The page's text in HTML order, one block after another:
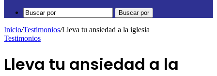
Buscar por
Inicio/Testimonios/Lleva tu ansiedad a la iglesia
Testimonios
Lleva tu ansiedad a la